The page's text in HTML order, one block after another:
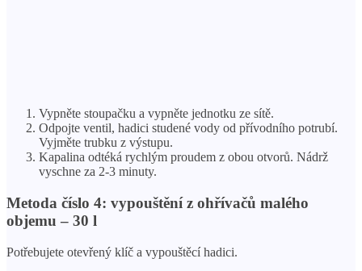
Vypněte stoupačku a vypněte jednotku ze sítě.
Odpojte ventil, hadici studené vody od přívodního potrubí.
Vyjměte trubku z výstupu.
Kapalina odtéká rychlým proudem z obou otvorů. Nádrž
vyschne za 2-3 minuty.
Metoda číslo 4: vypouštění z ohřívačů malého
objemu – 30 l
Potřebujete otevřený klíč a vypouštěcí hadici.